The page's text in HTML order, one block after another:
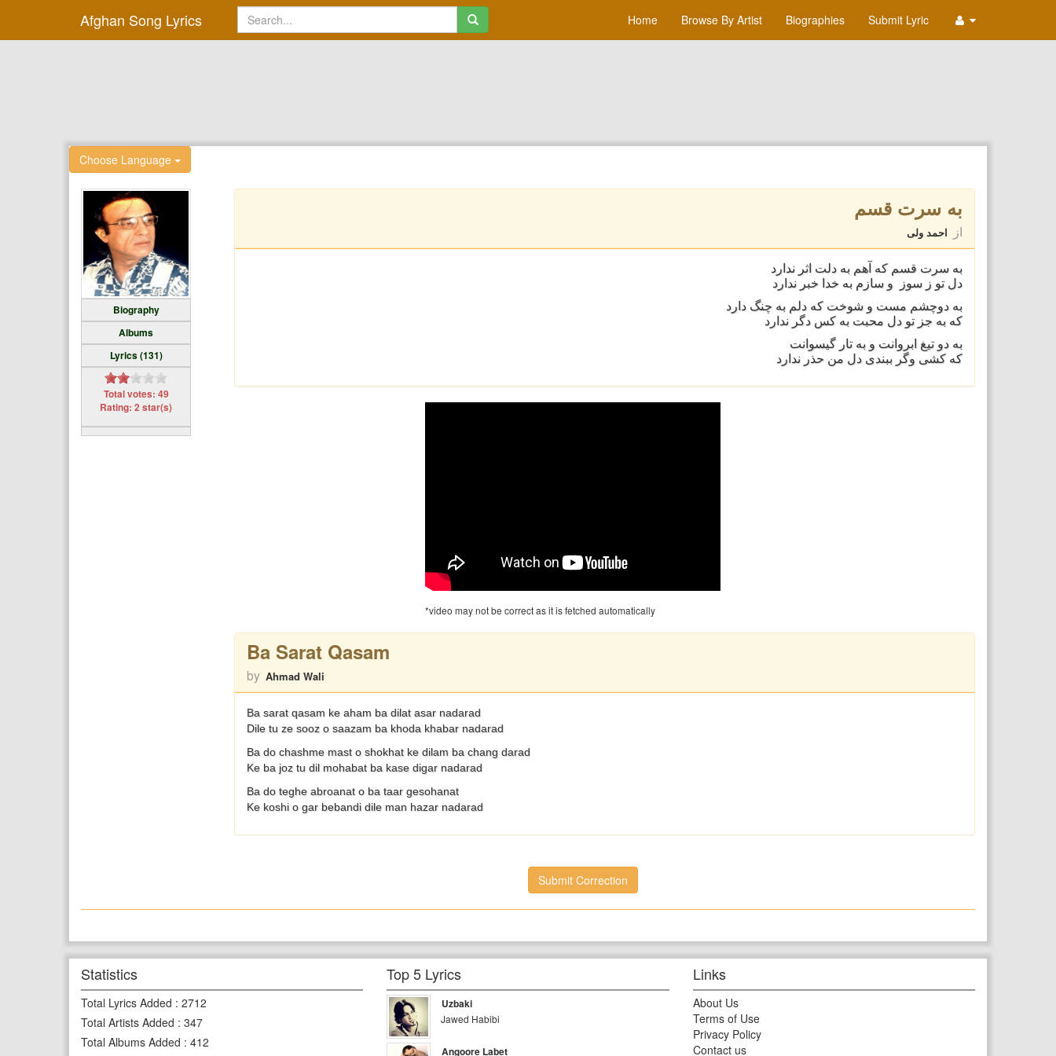
Afghan Song Lyrics Home Browse By Artist Biographies Submit Lyric
Choose Language
Biography
Albums
Lyrics (131)
Total votes: 49
Rating: 2 star(s)
به سرت قسم
از احمد ولی
به سرت قسم که آهم به دلت اثر ندارد
دل تو ز سوز و سازم به خدا خبر ندارد
به دوچشم مست و شوخت که دلم به چنگ دارد
که به جز تو دل محبت به کس دگر ندارد
به دو تیغ ابروانت و به تار گیسوانت
که کشی وگر ببندی دل من حذر ندارد
*video may not be correct as it is fetched automatically
Ba Sarat Qasam
by Ahmad Wali
Ba sarat qasam ke aham ba dilat asar nadarad
Dile tu ze sooz o saazam ba khoda khabar nadarad
Ba do chashme mast o shokhat ke dilam ba chang darad
Ke ba joz tu dil mohabat ba kase digar nadarad
Ba do teghe abroanat o ba taar gesohanat
Ke koshi o gar bebandi dile man hazar nadarad
Submit Correction
Statistics
Total Lyrics Added : 2712
Total Artists Added : 347
Total Albums Added : 412
Top 5 Lyrics
Uzbaki
Jawed Habibi
Angoore Labet
Links
About Us
Terms of Use
Privacy Policy
Contact us